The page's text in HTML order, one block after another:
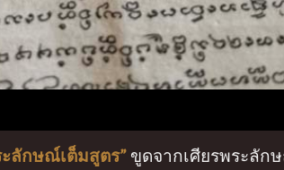
ะลักษณ์เต็มสูตร” ขูดจากเศียรพระลั